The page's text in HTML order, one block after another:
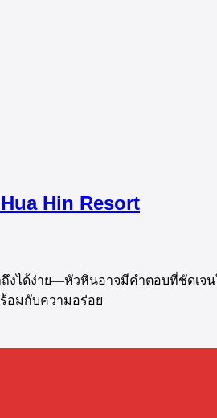
Hin Resort
ด้ง่าย—หัวหินอาจมีคำตอบที่ชัดเจน
อมกับความอร่อย